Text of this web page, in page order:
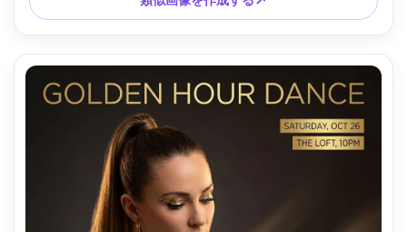
RSVP 要素のための明確なネガティブ スペース、クラブの内
部が後ろにぼやけています。パープルとエレクトリック ブル
ーのカラージェル、ソフトボックス付きスタジオ ストロボ
ング、明るいお祝いの雰囲気、リアルな照明フォーロフ、シ
ャープなフォーカス、高解像度、CMYK 安全な色、印刷可能
なレイアウト、ロゴなし、ウォーターマーマーなし